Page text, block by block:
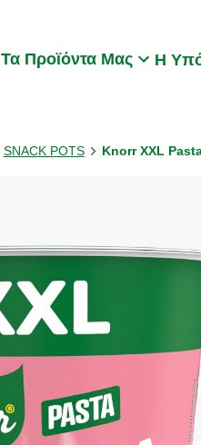
Τα Προϊόντα Μας Η
SNACK POTS Knorr XXL